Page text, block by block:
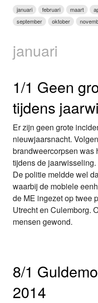
Foto's
Webcam
Info
januari februari maart
september
oktober
januari
1/1 Geen
tijdens
Er zijn geen grote
nieuwjaarsnacht.
brandweercorpsen was
tijdens de jaarwisseling.
De politie meldde wel
waarbij de mobiele
de ME ingezet op twee
Utrecht en Culemborg.
mensen gewond.
8/1
2014